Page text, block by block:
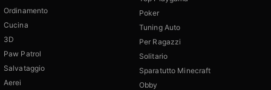
Ordinamento
Cucina
3D
Paw Patrol
Salvataggio
Aerei
Poker
Tuning Auto
Per Ragazzi
Solitario
Sparatutto Minecraft
Obby